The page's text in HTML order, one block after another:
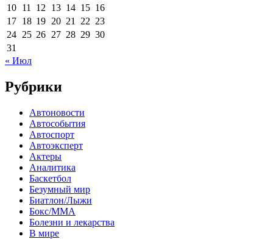
10 11 12 13 14 15 16
17 18 19 20 21 22 23
24 25 26 27 28 29 30
31
« Июл
Рубрики
Автоновости
Автособытия
Автоспорт
Автоэксперт
Актеры
Аналитика
Баскетбол
Безумный мир
Биатлон/Лыжи
Бокс/MMA
Болезни и лекарства
В мире